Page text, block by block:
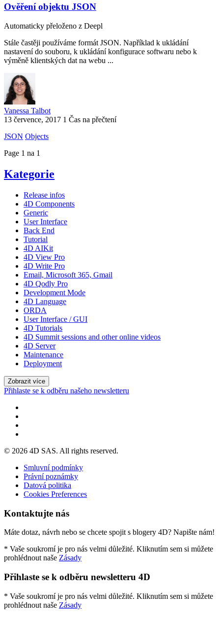
Ověření objektu JSON
Automaticky přeloženo z Deepl
Stále častěji používáme formát JSON. Například k ukládání
nastavení do souboru, k ukládání konfigurace softwaru nebo k
výměně klientských dat na webu ...
Vanessa Talbot
13 července, 2017 1 Čas na přečtení
JSON Objects
Page 1 na 1
Kategorie
Release infos
4D Components
Generic
User Interface
Back End
Tutorial
4D AIKit
4D View Pro
4D Write Pro
Email, Microsoft 365, Gmail
4D Qodly Pro
Development Mode
4D Language
ORDA
User Interface / GUI
4D Tutorials
4D Summit sessions and other online videos
4D Server
Maintenance
Deployment
Zobrazit více
Přihlaste se k odběru našeho newsletteru
© 2026 4D SAS. All rights reserved.
Smluvní podmínky
Právní poznámky
Datová politika
Cookies Preferences
Kontaktujte nás
Máte dotaz, návrh nebo se chcete spojit s blogery 4D? Napište nám!
* Vaše soukromí je pro nás velmi důležité. Kliknutím sem si můžete
prohlédnout naše Zásady
Přihlaste se k odběru newsletteru 4D
* Vaše soukromí je pro nás velmi důležité. Kliknutím sem si můžete
prohlédnout naše Zásady